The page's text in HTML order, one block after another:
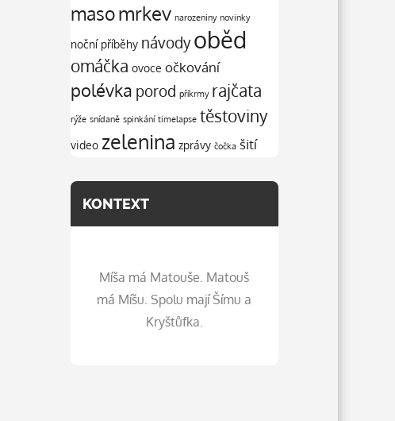
masomrkev narozeniny novinky
noční příběhy návody oběd
omáčka ovoce očkování
polévka porod příkrmy rajčata
rýže snídaně spinkání timelapse těstoviny
video zelenina zprávy čočka šití
KONTEXT
Míša má Matouše. Matouš
má Míšu. Spolu mají Šímu a
Kryštůfka.